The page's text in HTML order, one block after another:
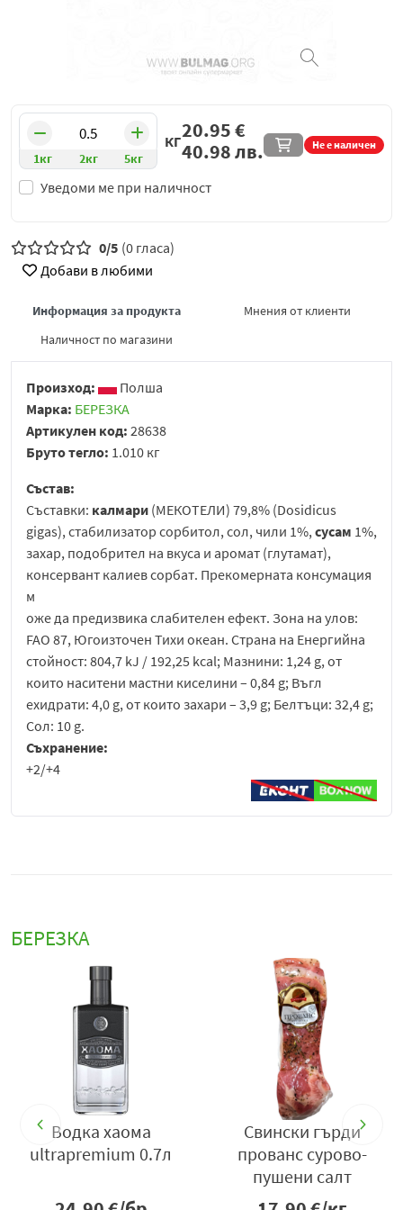
1кг 2кг 5кг
КГ Не е наличен
Уведоми ме при наличност
20.95€
40.98лв.
0/5 (0 гласа)
Добави в любими
Информация за продукта
Мнения от клиенти
Наличност по магазини
Произход:
Полша
Марка: БЕРЕЗКА
Артикулен код: 28638
Бруто тегло: 1.010 кг
Състав:
Съставки: калмари (МЕКОТЕЛИ) 79,8% (Dosidicus
gigas), стабилизатор сорбитол, сол, чили 1%,сусам 1%,
захар, подобрител на вкуса и аромат (глутамат),
консервант калиев сорбат. Прекомерната консумация
м
оже да предизвика слабителен ефект. Зона на улов:
FAO 87, Югоизточен Тихи океан. Страна на Енергийна
стойност: 804,7 kJ / 192,25 kcal; Мазнини: 1,24 g, от
които наситени мастни киселини – 0,84 g; Въгл
ехидрати: 4,0 g, от които захари – 3,9 g; Белтъци: 32,4 g;
Сол: 10 g.
Съхранение:
+2/+4
БЕРЕЗКА
Водка хаома
ultrapremium 0.7л
Свински гърди
прованс сурово-
пушени салт